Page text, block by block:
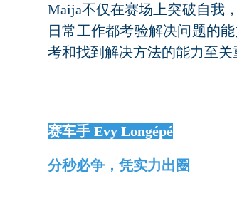
Maija不仅在赛场上突破自我
日常工作都考验解决问题的
考和找到解决方法的能力至关
赛车手 Evy Longépé
分秒必争，凭实力出圈